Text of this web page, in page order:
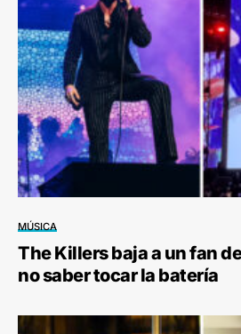
MÚSICA
The Killers baja a un fan
no saber tocar la batería